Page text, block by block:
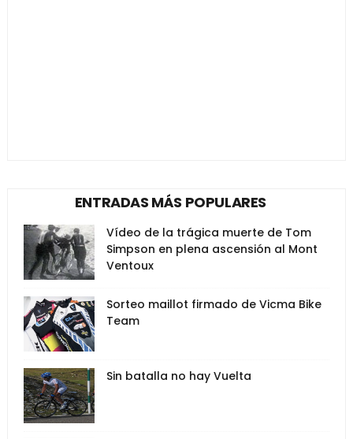
ENTRADAS MÁS POPULARES
Vídeo de la trágica muerte de Tom
Simpson en plena ascensión al Mont
Ventoux
Sorteo maillot firmado de Vicma Bike
Team
Sin batalla no hay Vuelta